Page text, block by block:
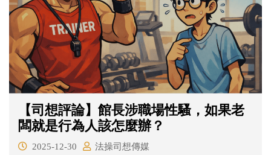
【司想評論】館長涉職場性騷，如果老
闆就是行為人該怎麼辦？
2025-12-30
法操司想傳媒